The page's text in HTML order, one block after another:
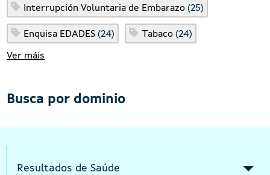
Interrupción Voluntaria de Embarazo (25)
Enquisa EDADES (24) Tabaco (24)
Ver máis
Busca por dominio
Resultados de Saúde